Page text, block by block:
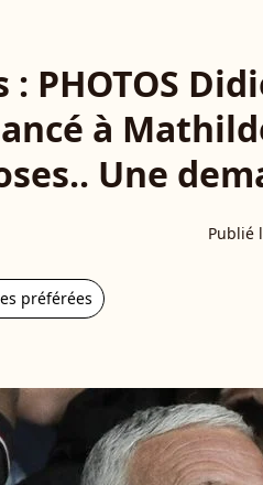
: PHOTOS
à
Une
Publié
préférées